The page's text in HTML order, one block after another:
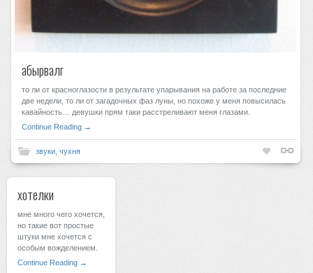
абырвалг
то ли от красноглазости в результате упарывания на работе за последние
две недели, то ли от загадочных фаз луны, но похоже у меня повысилась
кавайность… девушки прям таки расстреливают меня глазами.
Continue Reading →
звуки, чухня
хотелки
мне много чего хочется,
но такие вот простые
штуки мне хочется с
особым вожделением.
Continue Reading →